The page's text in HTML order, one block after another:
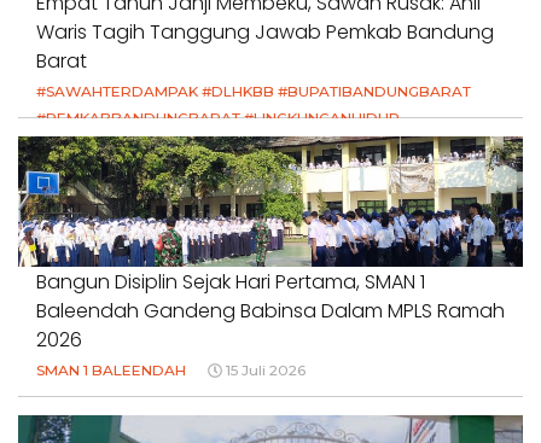
Waris Tagih Tanggung Jawab Pemkab Bandung
Barat
#SAWAHTERDAMPAK #DLHKBB #BUPATIBANDUNGBARAT
#PEMKABBANDUNGBARAT #LINGKUNGANHIDUP
#HAKPETANI #KEADILANUNTUKPETANI
#NORMALISASISALURAN #IRIGASIRUSAK
#DUGAANPENCEMARAN #AKUNTABILITASPEMERINTAH
18 Juli 2026
Bangun Disiplin Sejak Hari Pertama, SMAN 1
Baleendah Gandeng Babinsa Dalam MPLS Ramah
2026
SMAN 1 BALEENDAH 15 Juli 2026